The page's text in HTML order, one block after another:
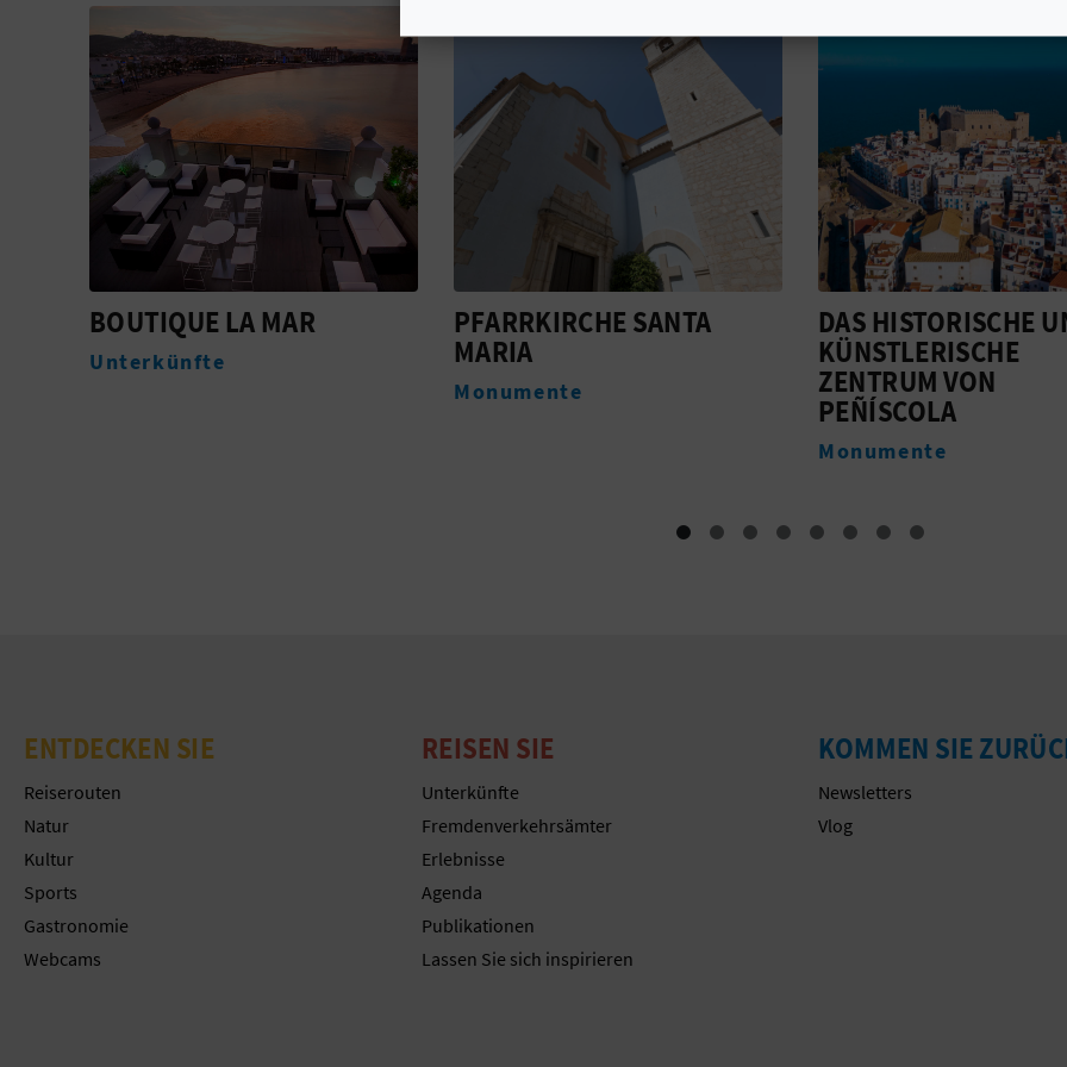
PFARRKIRCHE SANTA
MARIA
DAS HISTORISCHE UND
KÜNSTLERISCHE
ZENTRUM VON
PEÑÍSCOLA
HOSTAL BOUTIQUE
OLVIDO 22
Unterkünfte
ENTDECKEN SIE
Reiserouten
Natur
Kultur
Sports
Gastronomie
Webcams
REISEN SIE
Unterkünfte
Fremdenverkehrsämter
Erlebnisse
Agenda
Publikationen
Lassen Sie sich inspirieren
KOMMEN SIE
Newsletters
Vlog